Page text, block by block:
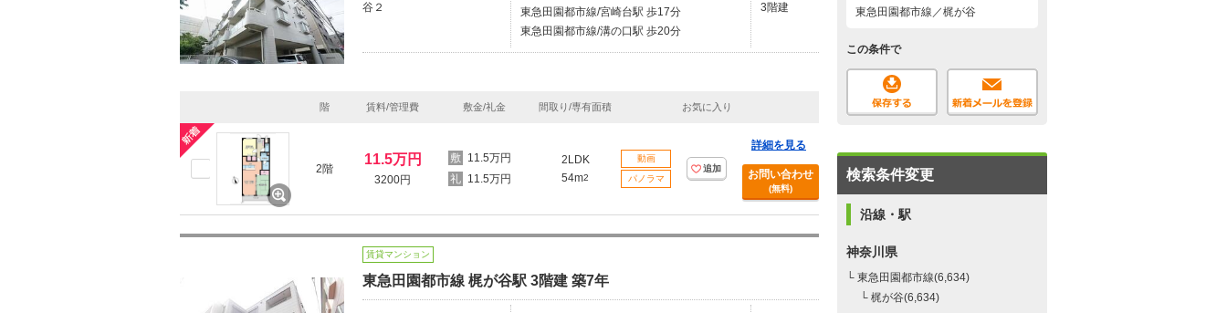
谷２
東急田園都市線/宮崎台駅 歩17分
東急田園都市線/溝の口駅 歩20分
3階建
階 賃料/管理費 敷金/礼金 間取り/専有面積 お気に入り
2階
11.5万円
3200円
11.5万円
11.5万円
2LDK
54m2
動画
パノラマ
追加
詳細を見る
お問い合わせ
(無料)
賃貸マンション
東急田園都市線 梶が谷駅 3階建 築7年
東急田園都市線／梶が谷
この条件で
検索条件変更
沿線・駅
神奈川県
└ 東急田園都市線(6,634)
└ 梶が谷(6,634)